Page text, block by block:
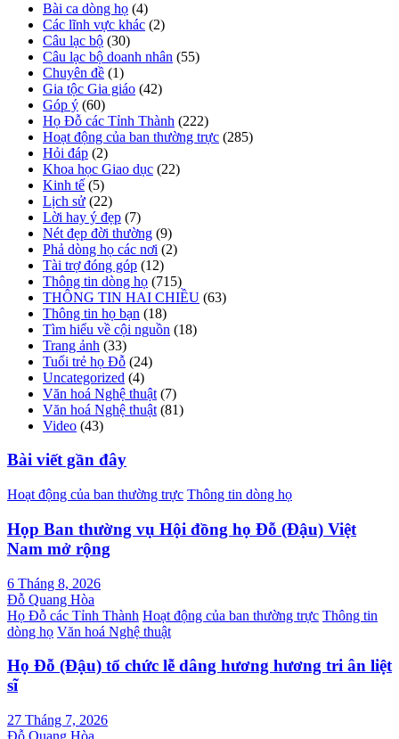
Bài ca dòng họ (4)
Các lĩnh vực khác (2)
Câu lạc bộ (30)
Câu lạc bộ doanh nhân (55)
Chuyên đề (1)
Gia tộc Gia giáo (42)
Góp ý (60)
Họ Đỗ các Tỉnh Thành (222)
Hoạt động của ban thường trực (285)
Hỏi đáp (2)
Khoa học Giao dục (22)
Kinh tế (5)
Lịch sử (22)
Lời hay ý đẹp (7)
Nét đẹp đời thường (9)
Phả dòng họ các nơi (2)
Tài trợ đóng góp (12)
Thông tin dòng họ (715)
THÔNG TIN HAI CHIỀU (63)
Thông tin họ bạn (18)
Tìm hiểu về cội nguồn (18)
Trang ảnh (33)
Tuổi trẻ họ Đỗ (24)
Uncategorized (4)
Văn hoá Nghệ thuật (7)
Văn hoá Nghệ thuật (81)
Video (43)
Bài viết gần đây
Hoạt động của ban thường trực Thông tin dòng họ
Họp Ban thường vụ Hội đồng họ Đỗ (Đậu) Việt
Nam mở rộng
6 Tháng 8, 2026
Đỗ Quang Hòa
Họ Đỗ các Tỉnh Thành Hoạt động của ban thường trực Thông tin
dòng họ Văn hoá Nghệ thuật
Họ Đỗ (Đậu) tổ chức lễ dâng hương hương tri ân liệt
sĩ
27 Tháng 7, 2026
Đỗ Quang Hòa